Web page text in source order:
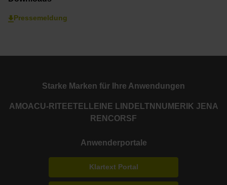
Pressemeldung
Starke Marken für Ihre Anwendungen
AMOACU-RITE ETEL LEINE LINDE LTN NUMERIK JENA
RENCORSF
Anwenderportale
Klartext Portal